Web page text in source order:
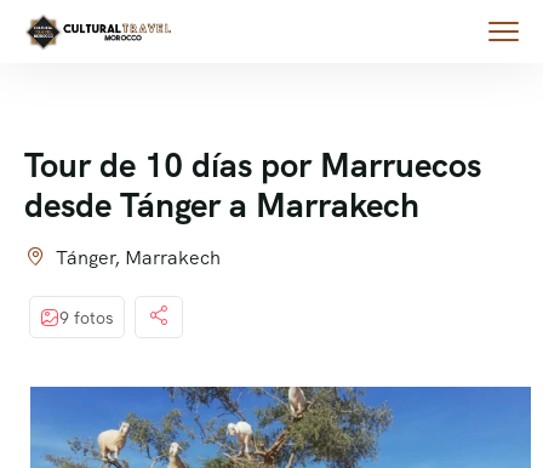
Tour de 10 días por Marruecos
desde Tánger a Marrakech
Tánger, Marrakech
9 fotos